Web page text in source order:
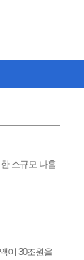
소규모 나홀
이 30조원을